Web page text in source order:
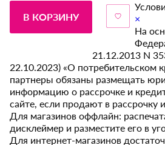
В КОРЗИНУ
×
На
21.12.2013 N
22.10.2023) «О потребительском
партнеры обязаны размещать
информацию о рассрочке и
сайте, если продают в рассрочку
Для магазинов оффлайн:
дисклеймер и разместите его в
Для интернет-магазинов